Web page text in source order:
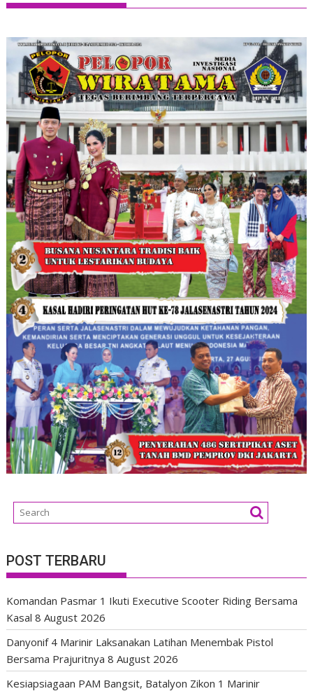
POST TERBARU
Komandan Pasmar 1 Ikuti Executive Scooter Riding Bersama
Kasal 8 August 2026
Danyonif 4 Marinir Laksanakan Latihan Menembak Pistol
Bersama Prajuritnya 8 August 2026
Kesiapsiagaan PAM Bangsit, Batalyon Zikon 1 Marinir